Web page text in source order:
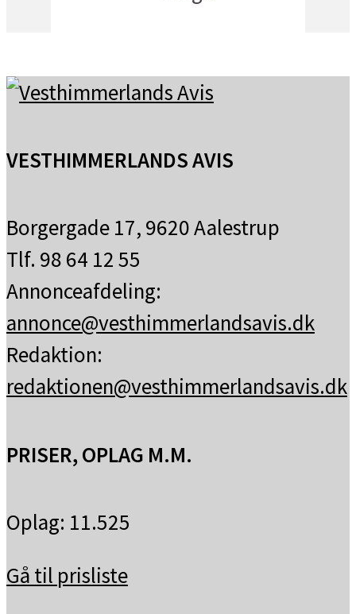
VESTHIMMERLANDS AVIS
Borgergade 17, 9620 Aalestrup
Tlf. 98 64 12 55
Annonceafdeling:
annonce@vesthimmerlandsavis.dk
Redaktion:
redaktionen@vesthimmerlandsavis.dk
PRISER, OPLAG M.M.
Oplag: 11.525
Gå til prisliste